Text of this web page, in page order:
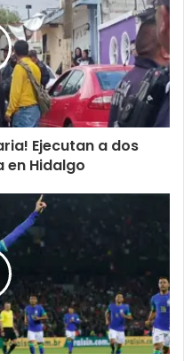
Ejecutan a dos
en Hidalgo